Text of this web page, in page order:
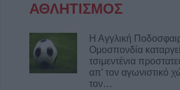
ΑΘΛΗΤΙΣΜΟΣ
Η Αγγλική
Ομοσπονδία
τσιμεντένια
απ’ τον αγωνιστικό
τον…